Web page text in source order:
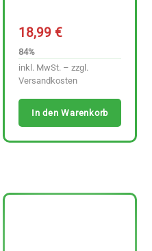
18,99€
84%
inkl. MwSt. – zzgl.
Versandkosten
In den Warenkorb